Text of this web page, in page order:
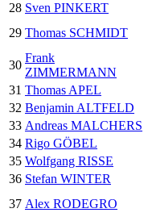
28 Sven PINKERT
29 Thomas SCHMIDT
30
Frank
ZIMMERMANN
31 Thomas APEL
32 Benjamin ALTFELD
33 Andreas MALCHERS
34 Rigo GÖBEL
35 Wolfgang RISSE
36 Stefan WINTER
37 Alex RODEGRO